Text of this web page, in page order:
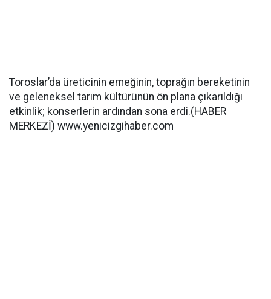
Toroslar’da üreticinin emeğinin, toprağın bereketinin
ve geleneksel tarım kültürünün ön plana çıkarıldığı
etkinlik; konserlerin ardından sona erdi.(HABER
MERKEZİ) www.yenicizgihaber.com